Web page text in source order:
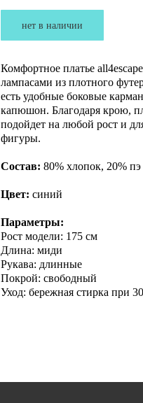
нет в наличии
Комфортное платье
лампасами из плотного
есть удобные боковые
капюшон. Благодаря крою,
подойдет на любой рост и
фигуры.
Состав: 80% хлопок, 20% пэ
Цвет: синий
Параметры:
Рост модели: 175 см
Длина: миди
Рукава: длинные
Покрой: свободный
Уход: бережная стирка при